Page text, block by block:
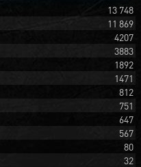
13 748
11 869
4207
3883
1892
1471
812
751
647
567
80
32